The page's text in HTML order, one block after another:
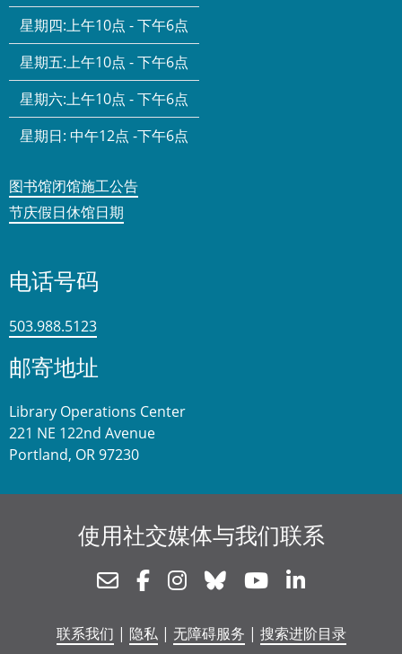
星期四:上午10点 - 下午6点
星期五:上午10点 - 下午6点
星期六:上午10点 - 下午6点
星期日: 中午12点 -下午6点
图书馆闭馆施工公告
节庆假日休馆日期
电话号码
503.988.5123
邮寄地址
Library Operations Center
221 NE 122nd Avenue
Portland, OR 97230
使用社交媒体与我们联系
NewsletterFacebookInstagram
Bluesky Youtube
联系我们 | 隐私| 无障碍服务 | 搜索进阶目录